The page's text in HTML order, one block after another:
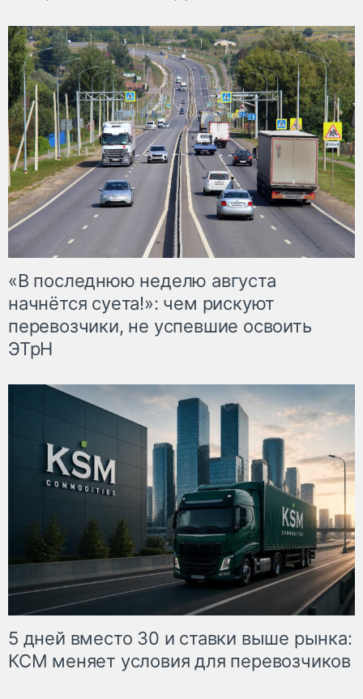
«В последнюю неделю августа
начнётся суета!»: чем рискуют
перевозчики, не успевшие освоить
ЭТрН
5 дней вместо 30 и ставки выше рынка:
КСМ меняет условия для перевозчиков